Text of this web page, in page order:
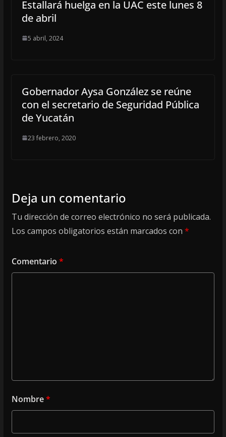
Estallará huelga en la UAC este lunes 8
de abril
5 abril, 2024
Gobernador Aysa González se reúne
con el secretario de Seguridad Pública
de Yucatán
23 febrero, 2020
Deja un comentario
Tu dirección de correo electrónico no será publicada.
Los campos obligatorios están marcados con *
Comentario *
Nombre*